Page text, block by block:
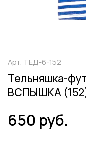
Арт. ТЕД-6-152
Тельняшка-
ВСПЫШКА
650 руб.